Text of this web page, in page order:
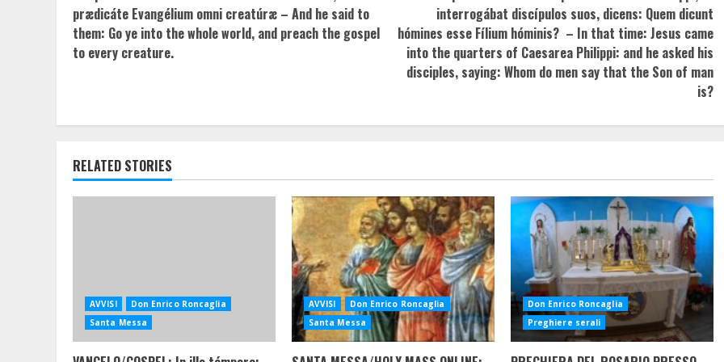
prædicáte Evangélium omni creatúræ – And he said to
them: Go ye into the whole world, and preach the gospel
to every creature.
interrogábat discípulos suos, dicens: Quem dicunt
hómines esse Fílium hóminis? – In that time: Jesus came
into the quarters of Caesarea Philippi: and he asked his
disciples, saying: Whom do men say that the Son of man
is?
RELATED STORIES
AVVISI
Don Enrico Roncaglia
Santa Messa
AVVISI
Don Enrico Roncaglia
Santa Messa
Don Enrico Roncaglia
Preghiere serali